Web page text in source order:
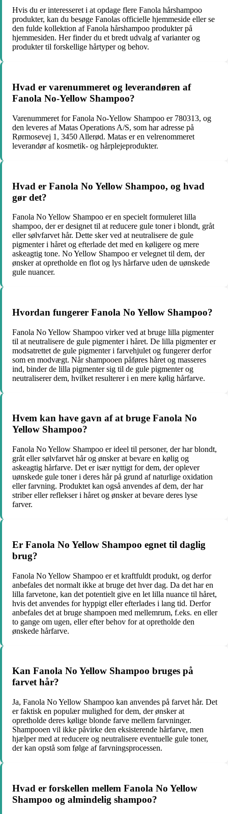
Hvis du er interesseret i at opdage flere Fanola hårshampoo
produkter, kan du besøge Fanolas officielle hjemmeside eller se
den fulde kollektion af Fanola hårshampoo produkter på
hjemmesiden. Her finder du et bredt udvalg af varianter og
produkter til forskellige hårtyper og behov.
Hvad er varenummeret og leverandøren af
Fanola No-Yellow Shampoo?
Varenummeret for Fanola No-Yellow Shampoo er 780313, og
den leveres af Matas Operations A/S, som har adresse på
Rørmosevej 1, 3450 Allerød. Matas er en velrenommeret
leverandør af kosmetik- og hårplejeprodukter.
Hvad er Fanola No Yellow Shampoo, og hvad
gør det?
Fanola No Yellow Shampoo er en specielt formuleret lilla
shampoo, der er designet til at reducere gule toner i blondt, gråt
eller sølvfarvet hår. Dette sker ved at neutralisere de gule
pigmenter i håret og efterlade det med en køligere og mere
askeagtig tone. No Yellow Shampoo er velegnet til dem, der
ønsker at opretholde en flot og lys hårfarve uden de uønskede
gule nuancer.
Hvordan fungerer Fanola No Yellow Shampoo?
Fanola No Yellow Shampoo virker ved at bruge lilla pigmenter
til at neutralisere de gule pigmenter i håret. De lilla pigmenter er
modsatrettet de gule pigmenter i farvehjulet og fungerer derfor
som en modvægt. Når shampooen påføres håret og masseres
ind, binder de lilla pigmenter sig til de gule pigmenter og
neutraliserer dem, hvilket resulterer i en mere kølig hårfarve.
Hvem kan have gavn af at bruge Fanola No
Yellow Shampoo?
Fanola No Yellow Shampoo er ideel til personer, der har blondt,
gråt eller sølvfarvet hår og ønsker at bevare en kølig og
askeagtig hårfarve. Det er især nyttigt for dem, der oplever
uønskede gule toner i deres hår på grund af naturlige oxidation
eller farvning. Produktet kan også anvendes af dem, der har
striber eller reflekser i håret og ønsker at bevare deres lyse
farver.
Er Fanola No Yellow Shampoo egnet til daglig
brug?
Fanola No Yellow Shampoo er et kraftfuldt produkt, og derfor
anbefales det normalt ikke at bruge det hver dag. Da det har en
lilla farvetone, kan det potentielt give en let lilla nuance til håret,
hvis det anvendes for hyppigt eller efterlades i lang tid. Derfor
anbefales det at bruge shampoen med mellemrum, f.eks. en eller
to gange om ugen, eller efter behov for at opretholde den
ønskede hårfarve.
Kan Fanola No Yellow Shampoo bruges på
farvet hår?
Ja, Fanola No Yellow Shampoo kan anvendes på farvet hår. Det
er faktisk en populær mulighed for dem, der ønsker at
opretholde deres kølige blonde farve mellem farvninger.
Shampooen vil ikke påvirke den eksisterende hårfarve, men
hjælper med at reducere og neutralisere eventuelle gule toner,
der kan opstå som følge af farvningsprocessen.
Hvad er forskellen mellem Fanola No Yellow
Shampoo og almindelig shampoo?